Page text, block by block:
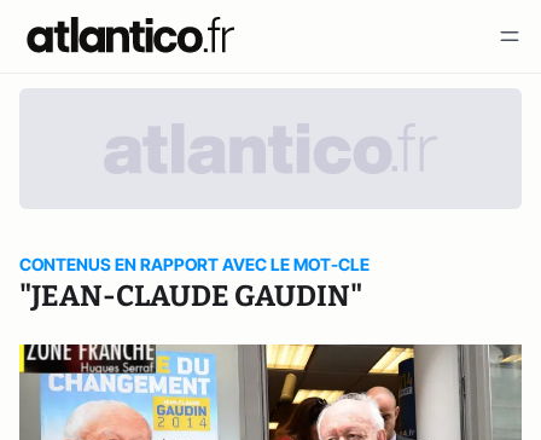
CONTENUS EN RAPPORT AVEC LE MOT-CLE
"JEAN-CLAUDE GAUDIN"